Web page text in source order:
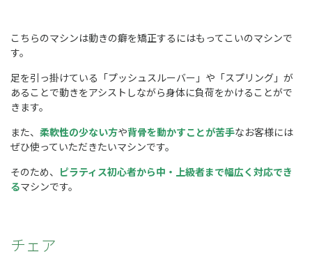
こちらのマシンは動きの癖を矯正するにはもってこいのマシンで
す。
足を引っ掛けている「プッシュスルーバー」や「スプリング」が
あることで動きをアシストしながら身体に負荷をかけることがで
きます。
また、 柔軟性の少ない方や背骨を動かすことが苦手なお客様には
ぜひ使っていただきたいマシンです。
そのため、 ピラティス初心者から中・上級者まで幅広く対応でき
るマシンです。
チェア